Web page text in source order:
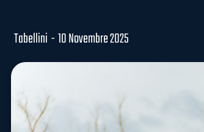
Tabellini -10 Novembre 2025